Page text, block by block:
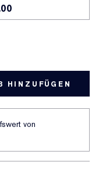
HINZUFÜGEN
von